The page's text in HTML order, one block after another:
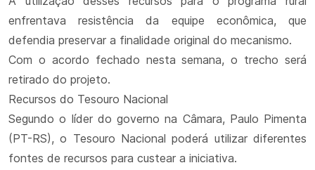
enfrentava resistência da equipe econômica, que
defendia preservar a finalidade original do mecanismo.
Com o acordo fechado nesta semana, o trecho será
retirado do projeto.
Recursos do Tesouro Nacional
Segundo o líder do governo na Câmara, Paulo Pimenta
(PT-RS), o Tesouro Nacional poderá utilizar diferentes
fontes de recursos para custear a iniciativa.